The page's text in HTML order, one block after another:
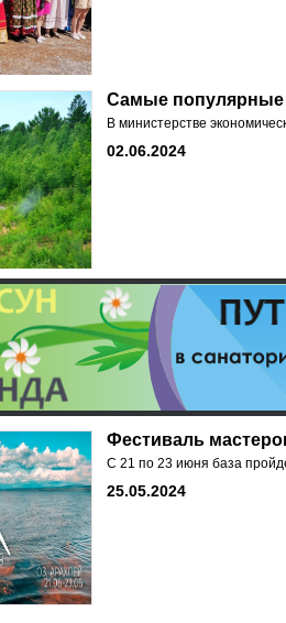
Самые популярные
В министерстве
02.06.2024
Фестиваль
С 21 по 23 июня база
25.05.2024